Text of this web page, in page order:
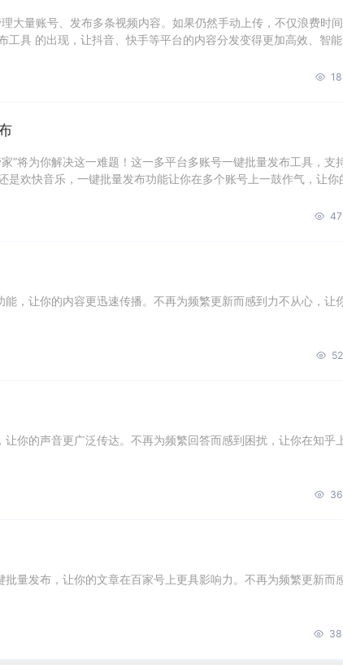
大量账号、发布多条视频内容。如果仍然手动上传，不仅浪费时
具 的出现，让抖音、快手等平台的内容分发变得更加高效、智
”将为你解决这一难题！这一多平台多账号一键批量发布工具，支
欢快音乐，一键批量发布功能让你在多个账号上一鼓作气，让你
，让你的内容更迅速传播。不再为频繁更新而感到力不从心，让
你的声音更广泛传达。不再为频繁回答而感到困扰，让你在知乎
量发布，让你的文章在百家号上更具影响力。不再为频繁更新而